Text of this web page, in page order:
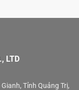
LTD
Tỉnh Quảng Trị,